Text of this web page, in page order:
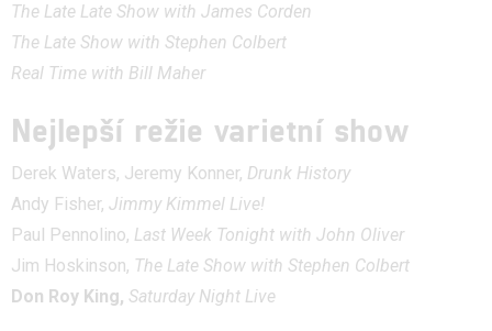
The Late Late Show with James Corden
The Late Show with Stephen Colbert
Real Time with Bill Maher
Nejlepší režie varietní show
Derek Waters, Jeremy Konner, Drunk History
Andy Fisher, Jimmy Kimmel Live!
Paul Pennolino, Last Week Tonight with John Oliver
Jim Hoskinson, The Late Show with Stephen Colbert
Don Roy King, Saturday Night Live